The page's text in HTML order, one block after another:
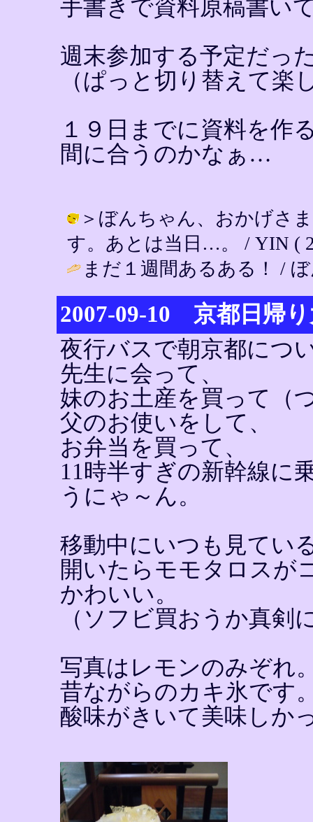
手書きで資料原稿書い
週末参加する予定だっ
（ぱっと切り替えて
１９日までに資料を作
間に合うのかなぁ…
＞ぼんちゃん、おかげさ
す。あとは当日…。 / YIN (
まだ１週間あるある！ /
2007-09-10 京都日帰
夜行バスで朝京都につ
先生に会って、
妹のお土産を買って（
父のお使いをして、
お弁当を買って、
11時半すぎの新幹線に
うにゃ～ん。
移動中にいつも見てい
開いたらモモタロスが
かわいい。
（ソフビ買おうか真剣
写真はレモンのみぞれ
昔ながらのカキ氷です
酸味がきいて美味しか